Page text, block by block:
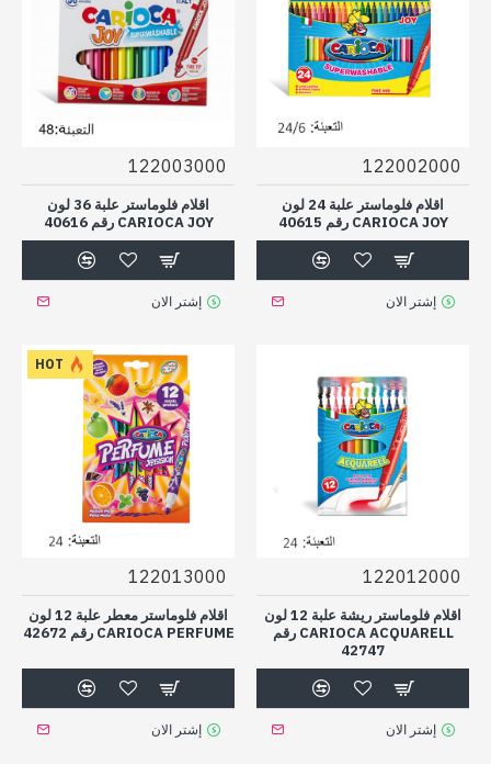
122002000
اقلام فلوماستر علبة 24 لون
CARIOCA JOY رقم 40615
إشتر الان
122003000
اقلام فلوماستر علبة 36 لون
CARIOCA JOY رقم 40616
إشتر الان
122012000
اقلام فلوماستر ريشة علبة 12 لون
CARIOCA ACQUARELL رقم
42747
إشتر الان
HOT
122013000
اقلام فلوماستر معطر علبة 12 لون
CARIOCA PERFUME رقم 42672
إشتر الان